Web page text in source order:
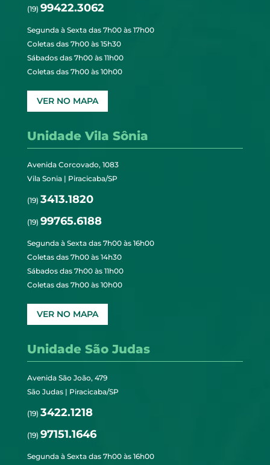
(19) 99422.3062
Segunda à Sexta das 7h00 às 17h00
Coletas das 7h00 às 15h30
Sábados das 7h00 às 11h00
Coletas das 7h00 às 10h00
VER NO MAPA
Unidade Vila Sônia
Avenida Corcovado, 1083
Vila Sonia | Piracicaba/SP
(19) 3413.1820
(19) 99765.6188
Segunda à Sexta das 7h00 às 16h00
Coletas das 7h00 às 14h30
Sábados das 7h00 às 11h00
Coletas das 7h00 às 10h00
VER NO MAPA
Unidade São Judas
Avenida São João, 479
São Judas | Piracicaba/SP
(19) 3422.1218
(19) 97151.1646
Segunda à Sexta das 7h00 às 16h00